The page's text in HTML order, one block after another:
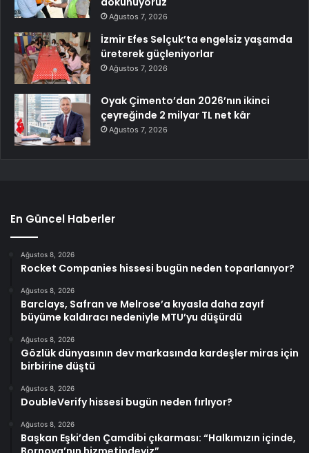
Ağustos 7, 2026
İzmir Efes Selçuk’ta engelsiz yaşamda
üreterek güçleniyorlar
Ağustos 7, 2026
Oyak Çimento’dan 2026’nın ikinci
çeyreğinde 2 milyar TL net kâr
Ağustos 7, 2026
En Güncel Haberler
Ağustos 8, 2026
Rocket Companies hissesi bugün neden toparlanıyor?
Ağustos 8, 2026
Barclays, Safran ve Melrose’a kıyasla daha zayıf
büyüme kaldıracı nedeniyle MTU’yu düşürdü
Ağustos 8, 2026
Gözlük dünyasının dev markasında kardeşler miras için
birbirine düştü
Ağustos 8, 2026
DoubleVerify hissesi bugün neden fırlıyor?
Ağustos 8, 2026
Başkan Eşki’den Çamdibi çıkarması: “Halkımızın içinde,